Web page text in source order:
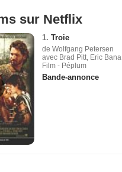
sur Netflix
1. Troie
de Wolfgang Petersen
avec Brad Pitt, Eric Bana
Film - Péplum
Bande-annonce